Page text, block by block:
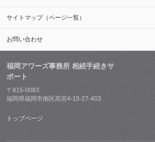
サイトマップ（ページ一覧）
お問い合わせ
福岡アワーズ事務所 相続手続きサ
ポート
〒815-0083
福岡県福岡市南区高宮4-15-27-403
トップページ